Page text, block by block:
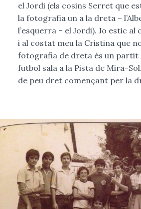
el Jordi (els cosins Serret que
la fotografia un a la dreta –
l’esquerra – el Jordi). Jo estic al
i al costat meu la Cristina que
fotografia de dreta és un partit
futbol sala a la Pista de Mira-
de peu dret començant per la